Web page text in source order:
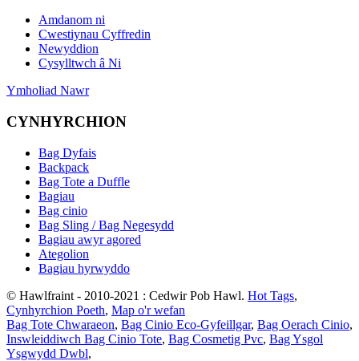
Amdanom ni
Cwestiynau Cyffredin
Newyddion
Cysylltwch â Ni
Ymholiad Nawr
CYNHYRCHION
Bag Dyfais
Backpack
Bag Tote a Duffle
Bagiau
Bag cinio
Bag Sling / Bag Negesydd
Bagiau awyr agored
Ategolion
Bagiau hyrwyddo
© Hawlfraint - 2010-2021 : Cedwir Pob Hawl. Hot Tags,
Cynhyrchion Poeth, Map o'r wefan
Bag Tote Chwaraeon, Bag Cinio Eco-Gyfeillgar, Bag Oerach Cinio,
Inswleiddiwch Bag Cinio Tote, Bag Cosmetig Pvc, Bag Ysgol
Ysgwydd Dwbl,